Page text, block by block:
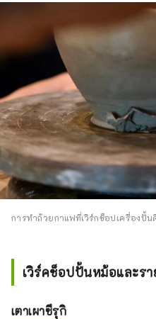
การทำถ้วยกาแฟที่เวิร์กช็อปเครื่องปั้น
เวิร์คช็อปปั้นหม้อและร
เตาเผาซึรุกิ